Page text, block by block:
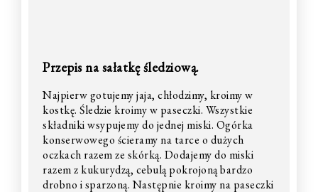
Przepis na sałatkę śledziową.
Najpierw gotujemy jaja, chłodzimy, kroimy w
kostkę. Śledzie kroimy w paseczki. Wszystkie
składniki wsypujemy do jednej miski. Ogórka
konserwowego ścieramy na tarce o dużych
oczkach razem ze skórką. Dodajemy do miski
razem z kukurydzą, cebulą pokrojoną bardzo
drobno i sparzoną. Następnie kroimy na paseczki